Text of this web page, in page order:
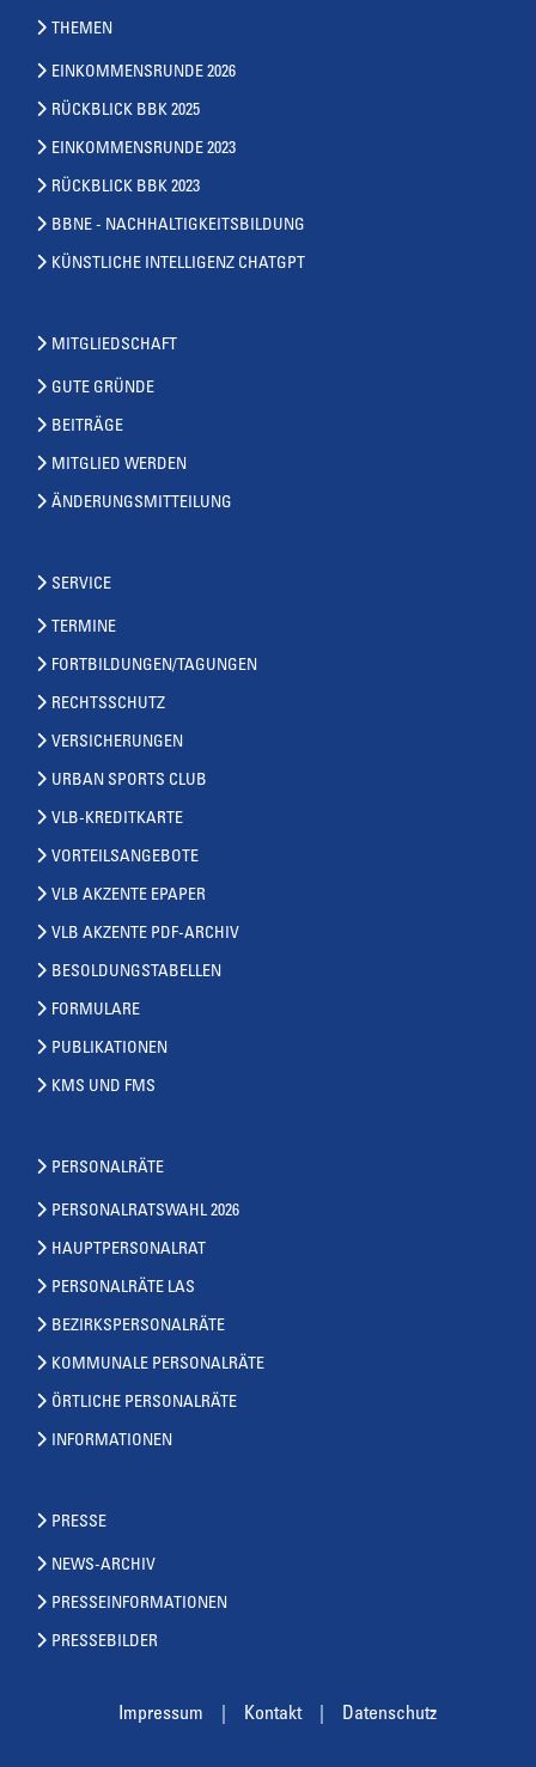
THEMEN
EINKOMMENSRUNDE 2026
RÜCKBLICK BBK 2025
EINKOMMENSRUNDE 2023
RÜCKBLICK BBK 2023
BBNE - NACHHALTIGKEITSBILDUNG
KÜNSTLICHE INTELLIGENZ CHATGPT
MITGLIEDSCHAFT
GUTE GRÜNDE
BEITRÄGE
MITGLIED WERDEN
ÄNDERUNGSMITTEILUNG
SERVICE
TERMINE
FORTBILDUNGEN/TAGUNGEN
RECHTSSCHUTZ
VERSICHERUNGEN
URBAN SPORTS CLUB
VLB-KREDITKARTE
VORTEILSANGEBOTE
VLB AKZENTE EPAPER
VLB AKZENTE PDF-ARCHIV
BESOLDUNGSTABELLEN
FORMULARE
PUBLIKATIONEN
KMS UND FMS
PERSONALRÄTE
PERSONALRATSWAHL 2026
HAUPTPERSONALRAT
PERSONALRÄTE LAS
BEZIRKSPERSONALRÄTE
KOMMUNALE PERSONALRÄTE
ÖRTLICHE PERSONALRÄTE
INFORMATIONEN
PRESSE
NEWS-ARCHIV
PRESSEINFORMATIONEN
PRESSEBILDER
Impressum Kontakt Datenschutz